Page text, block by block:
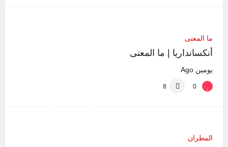
0:35
ما المعنى
أنكسانداريا | ما المعنى
يومين Ago
0
8
10:14
المطران